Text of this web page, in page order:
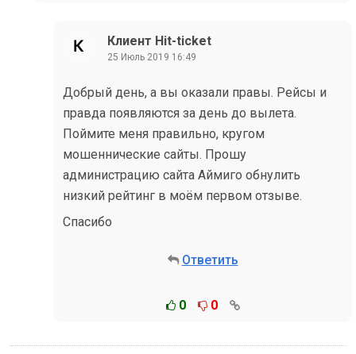
Клиент Hit-ticket
25 Июль 2019 16:49
Добрый день, а вы оказали правы. Рейсы и
правда появляются за день до вылета.
Поймите меня правильно, кругом
мошеннические сайты. Прошу
администрацию сайта Аймиго обнулить
низкий рейтинг в моём первом отзыве.
Спасибо
Ответить
0 0